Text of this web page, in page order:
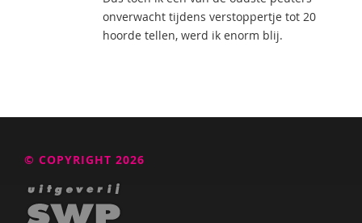
onverwacht tijdens verstoppertje tot 20
hoorde tellen, werd ik enorm blij.
© COPYRIGHT 2026